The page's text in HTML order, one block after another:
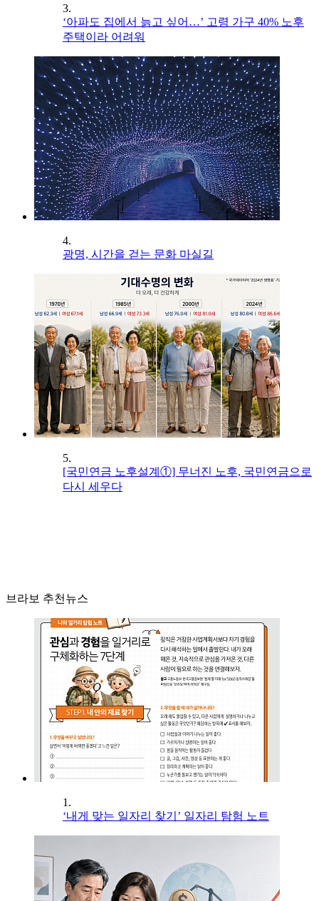
3.
‘아파도 집에서 늙고 싶어…’ 고령 가구 40% 노후
주택이라 어려워
4.
광명, 시간을 걷는 문화 마실길
5.
[국민연금 노후설계①] 무너진 노후, 국민연금으로
다시 세우다
브라보 추천뉴스
1.
‘내게 맞는 일자리 찾기’ 일자리 탐험 노트